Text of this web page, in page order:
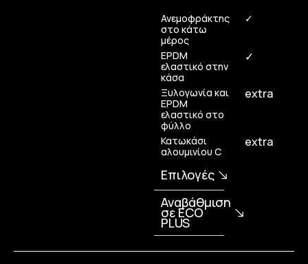
Ανεμοφράκτης
στο κάτω
μέρος
✓
EPDM
ελαστικό στην
κάσα
✓
Ξυλογωνία και
EPDM
ελαστικό στο
φύλλο
extra
Κατωκάσι
αλουμινίου C
extra
Επιλογές
Αναβάθμιση
σε ECO
PLUS